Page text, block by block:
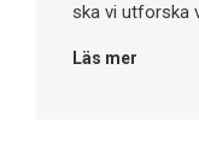
ska vi utforska
Läs mer